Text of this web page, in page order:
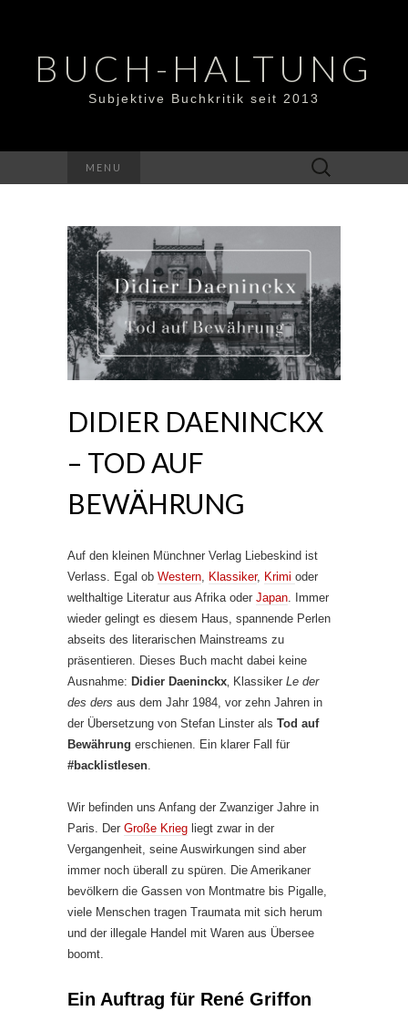
BUCH-HALTUNG
Subjektive Buchkritik seit 2013
MENU
Suchen
nach:
DIDIER DAENINCKX
– TOD AUF
BEWÄHRUNG
Auf den kleinen Münchner Verlag Liebeskind ist
Verlass. Egal ob Western Klassiker, Krimi oder
welthaltige Literatur aus Afrika oder Japan . Immer
wieder gelingt es diesem Haus, spannende Perlen
abseits des literarischen Mainstreams zu
präsentieren. Dieses Buch macht dabei keine
Ausnahme: Didier Daeninckx ‚ Klassiker Le der
des ders aus dem Jahr 1984, vor zehn Jahren in
der Übersetzung von Stefan Linster als Tod auf
Bewährung erschienen. Ein klarer Fall für
#backlistlesen
Wir befinden uns Anfang der Zwanziger Jahre in
Paris. Der Große Krieg liegt zwar in der
Vergangenheit, seine Auswirkungen sind aber
immer noch überall zu spüren. Die Amerikaner
bevölkern die Gassen von Montmatre bis Pigalle,
viele Menschen tragen Traumata mit sich herum
und der illegale Handel mit Waren aus Übersee
boomt.
Ein Auftrag für René Griffon